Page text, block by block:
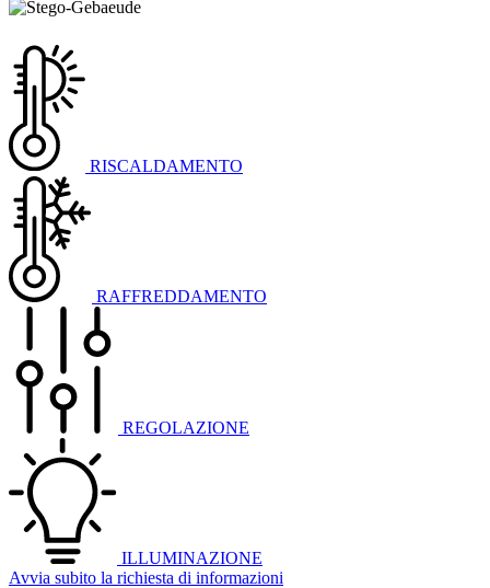
RISCALDAMENTO
RAFFREDDAMENTO
REGOLAZIONE
ILLUMINAZIONE
Avvia subito la richiesta di informazioni